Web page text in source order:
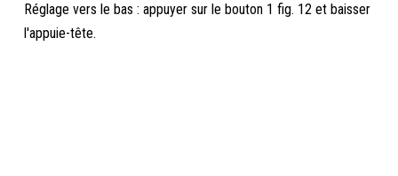
Réglage vers le bas : appuyer sur le bouton 1 fig. 12 et baisser
l'appuie-tête.